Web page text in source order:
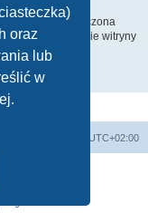
oraz
lub
w
ta jest włączona
nami”. Członkowie witryny
UTC+02:00
© phpBB Limited